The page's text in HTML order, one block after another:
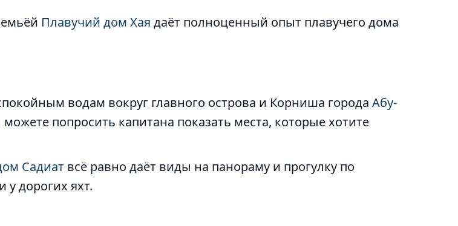
Плавучий дом Хая даёт полноценный опыт плавучего дома
водам вокруг главного острова и Корниша города Абу-
попросить капитана показать места, которые хотите
Садиат всё равно даёт виды на панораму и прогулку по
у дорогих яхт.